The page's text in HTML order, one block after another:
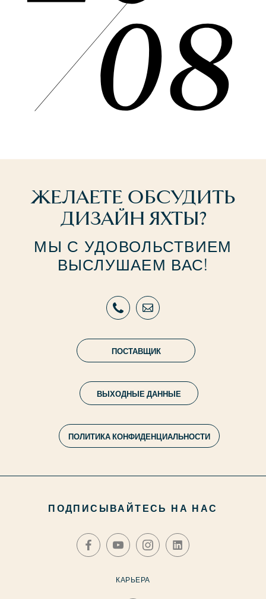
ЖЕЛАЕТЕ ОБСУДИТЬ
ДИЗАЙН ЯХТЫ?
МЫ С УДОВОЛЬСТВИЕМ
ВЫСЛУШАЕМ ВАС!
ПОСТАВЩИК
ВЫХОДНЫЕ ДАННЫЕ
ПОЛИТИКА КОНФИДЕНЦИАЛЬНОСТИ
ПОДПИСЫВАЙТЕСЬ НА НАС
КАРЬЕРА